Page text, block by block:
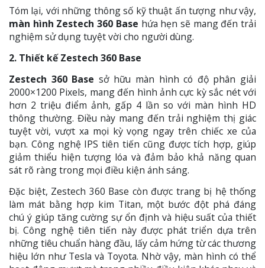
Tóm lại, với những thông số kỹ thuật ấn tượng như vậy,
màn hình Zestech 360 Base hứa hẹn sẽ mang đến trải
nghiệm sử dụng tuyệt vời cho người dùng.
2. Thiết kế Zestech 360 Base
Zestech 360 Base sở hữu màn hình có độ phân giải
2000×1200 Pixels, mang đến hình ảnh cực kỳ sắc nét với
hơn 2 triệu điểm ảnh, gấp 4 lần so với màn hình HD
thông thường. Điều này mang đến trải nghiệm thị giác
tuyệt vời, vượt xa mọi kỳ vọng ngay trên chiếc xe của
bạn. Công nghệ IPS tiên tiến cũng được tích hợp, giúp
giảm thiểu hiện tượng lóa và đảm bảo khả năng quan
sát rõ ràng trong mọi điều kiện ánh sáng.
Đặc biệt, Zestech 360 Base còn được trang bị hệ thống
làm mát bằng hợp kim Titan, một bước đột phá đáng
chú ý giúp tăng cường sự ổn định và hiệu suất của thiết
bị. Công nghệ tiên tiến này được phát triển dựa trên
những tiêu chuẩn hàng đầu, lấy cảm hứng từ các thương
hiệu lớn như Tesla và Toyota. Nhờ vậy, màn hình có thể